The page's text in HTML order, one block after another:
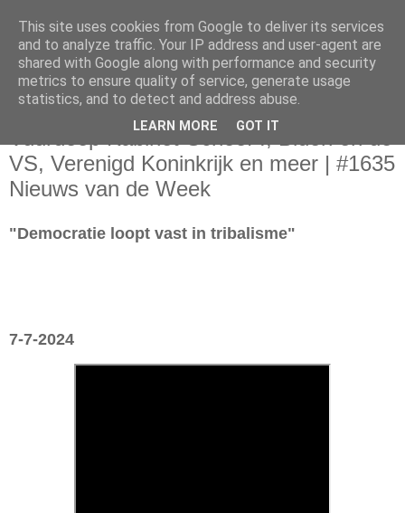
zondag 7 juli 2024
Vuurdoop Kabinet-Schoof I, Biden en de
VS, Verenigd Koninkrijk en meer | #1635
Nieuws van de Week
"Democratie loopt vast in tribalisme"
7-7-2024
This site uses cookies from Google to deliver its services
and to analyze traffic. Your IP address and user-agent are
shared with Google along with performance and security
metrics to ensure quality of service, generate usage
statistics, and to detect and address abuse.
LEARN MORE GOT IT